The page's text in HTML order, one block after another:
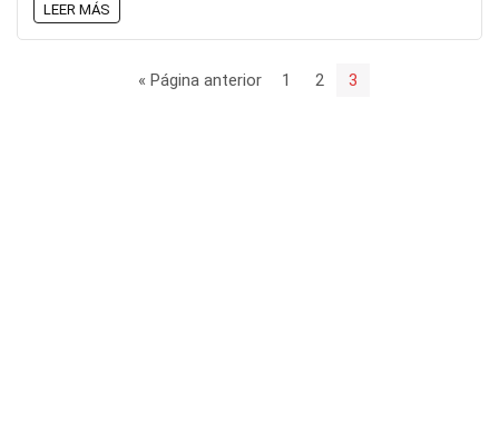
LEER MÁS
« Página anterior 1 2 3